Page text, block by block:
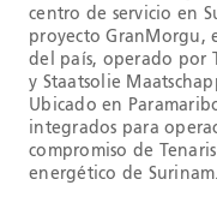
centro de servicio en
proyecto GranMorgu,
del país, operado por
y Staatsolie
Ubicado en
integrados para
compromiso de
energético de Surinam.